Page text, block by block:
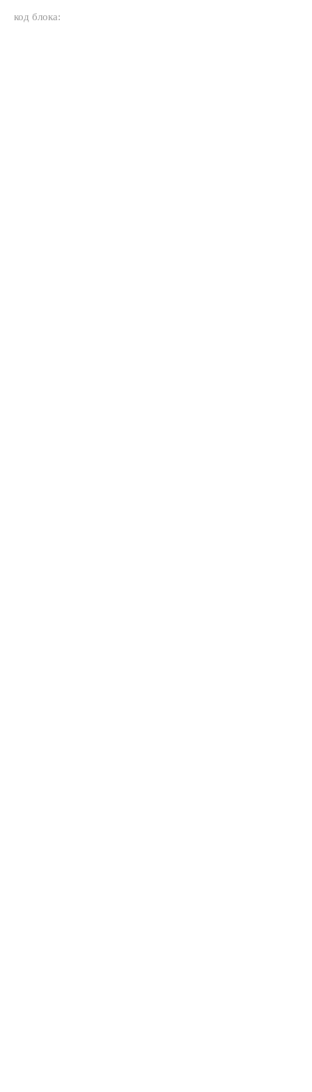
код блока: